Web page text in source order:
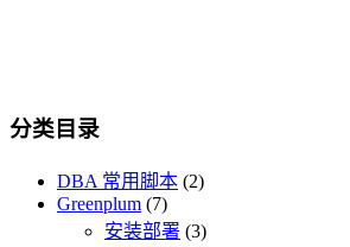
分类目录
DBA 常用脚本 (2)
Greenplum (7)
安装部署 (3)